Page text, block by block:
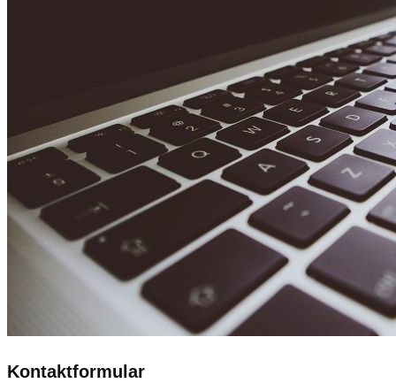
Kontaktformular